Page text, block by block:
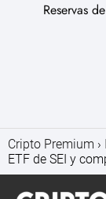
Reservas
Cripto Premium
ETF de SEI y